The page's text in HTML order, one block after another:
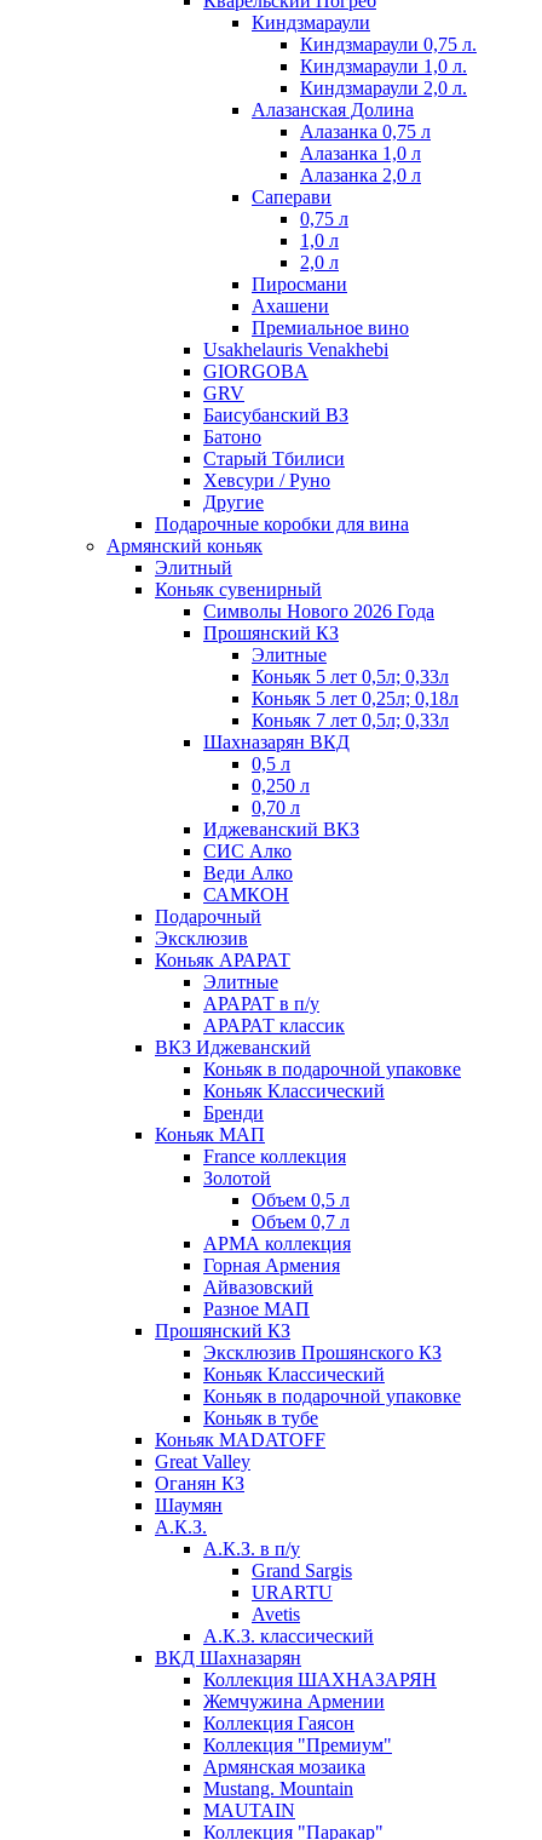
Киндзмараули
Киндзмараули 0,75 л.
Киндзмараули 1,0 л.
Киндзмараули 2,0 л.
Алазанская Долина
Алазанка 0,75 л
Алазанка 1,0 л
Алазанка 2,0 л
Саперави
0,75 л
1,0 л
2,0 л
Пиросмани
Ахашени
Премиальное вино
Usakhelauris Venakhebi
GIORGOBA
GRV
Баисубанский ВЗ
Батоно
Старый Тбилиси
Хевсури / Руно
Другие
Подарочные коробки для вина
Армянский коньяк
Элитный
Коньяк сувенирный
Символы Нового 2026 Года
Прошянский КЗ
Элитные
Коньяк 5 лет 0,5л; 0,33л
Коньяк 5 лет 0,25л; 0,18л
Коньяк 7 лет 0,5л; 0,33л
Шахназарян ВКД
0,5 л
0,250 л
0,70 л
Иджеванский ВКЗ
СИС Алко
Веди Алко
САМКОН
Подарочный
Эксклюзив
Коньяк АРАРАТ
Элитные
АРАРАТ в п/у
АРАРАТ классик
ВКЗ Иджеванский
Коньяк в подарочной упаковке
Коньяк Классический
Бренди
Коньяк МАП
France коллекция
Золотой
Объем 0,5 л
Объем 0,7 л
АРМА коллекция
Горная Армения
Айвазовский
Разное МАП
Прошянский КЗ
Эксклюзив Прошянского КЗ
Коньяк Классический
Коньяк в подарочной упаковке
Коньяк в тубе
Коньяк MADATOFF
Great Valley
Оганян КЗ
Шаумян
А.К.З.
А.К.З. в п/у
Grand Sargis
URARTU
Avetis
А.К.З. классический
ВКД Шахназарян
Коллекция ШАХНАЗАРЯН
Жемчужина Армении
Коллекция Гаясон
Коллекция "Премиум"
Армянская мозаика
Mustang. Mountain
MAUTAIN
Коллекция "Паракар"